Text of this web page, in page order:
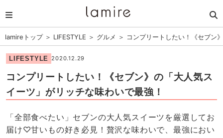
lamireトップ＞ LIFESTYLE ＞ グルメ ＞ コンプリートしたい！《セブン
LIFESTYLE 2020.12.29
コンプリートしたい！《セブン》の「大人気ス
イーツ」がリッチな味わいで最強！
「全部食べたい」セブンの大人気スイーツを厳選してお
届け♡甘いもの好き必見！贅沢な味わいで、最強におい